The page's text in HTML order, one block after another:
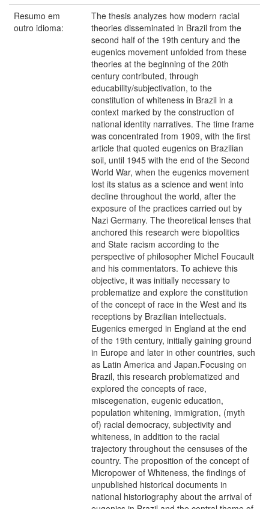
Resumo em
outro idioma:
The thesis analyzes how modern racial
theories disseminated in Brazil from the
second half of the 19th century and the
eugenics movement unfolded from these
theories at the beginning of the 20th
century contributed, through
educability/subjectivation, to the
constitution of whiteness in Brazil in a
context marked by the construction of
national identity narratives. The time frame
was concentrated from 1909, with the first
article that quoted eugenics on Brazilian
soil, until 1945 with the end of the Second
World War, when the eugenics movement
lost its status as a science and went into
decline throughout the world, after the
exposure of the practices carried out by
Nazi Germany. The theoretical lenses that
anchored this research were biopolitics
and State racism according to the
perspective of philosopher Michel Foucault
and his commentators. To achieve this
objective, it was initially necessary to
problematize and explore the constitution
of the concept of race in the West and its
receptions by Brazilian intellectuals.
Eugenics emerged in England at the end
of the 19th century, initially gaining ground
in Europe and later in other countries, such
as Latin America and Japan.Focusing on
Brazil, this research problematized and
explored the concepts of race,
miscegenation, eugenic education,
population whitening, immigration, (myth
of) racial democracy, subjectivity and
whiteness, in addition to the racial
trajectory throughout the censuses of the
country. The proposition of the concept of
Micropower of Whiteness, the findings of
unpublished historical documents in
national historiography about the arrival of